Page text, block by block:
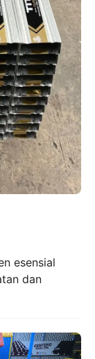
esensial
dan